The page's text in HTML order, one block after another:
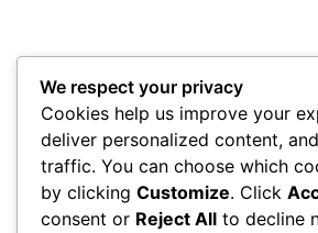
We respect your privacy
Cookies help us improve your
deliver personalized content,
traffic. You can choose which
by clicking Customize. Click
consent or Reject All to decline